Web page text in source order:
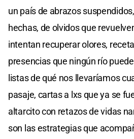
un país de abrazos
hechas, de olvidos que
intentan recuperar olores,
presencias que ningún río
listas de qué nos llevaríamos
pasaje, cartas a lxs que ya se
altarcito con retazos de vidas
son las estrategias que